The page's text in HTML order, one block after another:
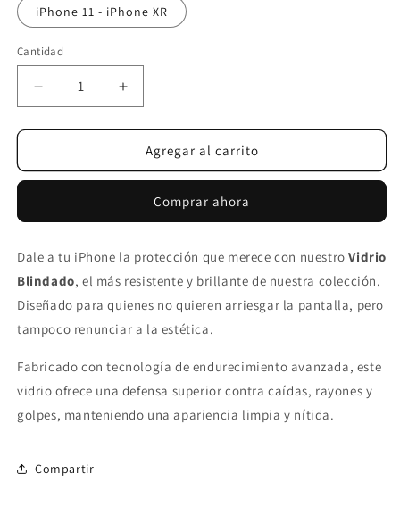
iPhone 11 - iPhone XR
Cantidad
Reducir
cantidad
para
Blindado
Aumentar
cantidad
para
Vidrio
Blindado
Agregar al carrito
Comprar ahora
Dale a tu iPhone la protección que merece con nuestroVidrio
Blindado, el más resistente y brillante de nuestra colección.
Diseñado para quienes no quieren arriesgar la pantalla, pero
tampoco renunciar a la estética.
Fabricado con tecnología de endurecimiento avanzada, este
vidrio ofrece una defensa superior contra caídas, rayones y
golpes, manteniendo una apariencia limpia y nítida.
Compartir